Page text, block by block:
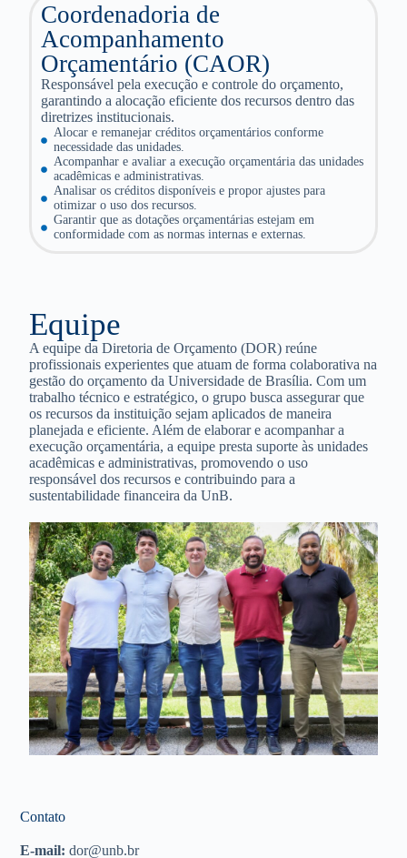
Coordenadoria de
Acompanhamento
Orçamentário (CAOR)
Responsável pela execução e controle do orçamento,
garantindo a alocação eficiente dos recursos dentro das
diretrizes institucionais.
Alocar e remanejar créditos orçamentários conforme
necessidade das unidades.
Acompanhar e avaliar a execução orçamentária das unidades
acadêmicas e administrativas.
Analisar os créditos disponíveis e propor ajustes para
otimizar o uso dos recursos.
Garantir que as dotações orçamentárias estejam em
conformidade com as normas internas e externas.
Equipe
A equipe da Diretoria de Orçamento (DOR) reúne
profissionais experientes que atuam de forma colaborativa na
gestão do orçamento da Universidade de Brasília. Com um
trabalho técnico e estratégico, o grupo busca assegurar que
os recursos da instituição sejam aplicados de maneira
planejada e eficiente. Além de elaborar e acompanhar a
execução orçamentária, a equipe presta suporte às unidades
acadêmicas e administrativas, promovendo o uso
responsável dos recursos e contribuindo para a
sustentabilidade financeira da UnB.
Contato
E-mail: dor@unb.br